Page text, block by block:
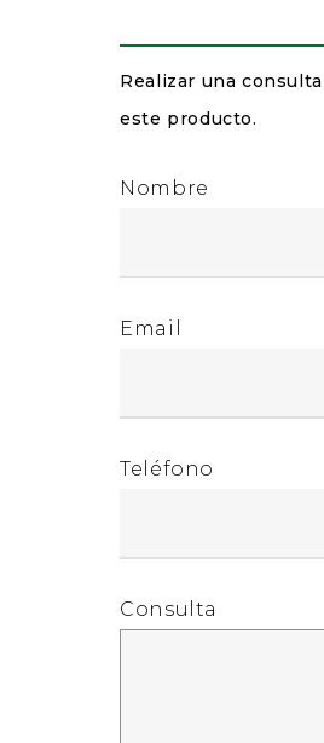
Realizar una
este producto.
Nombre
Email
Teléfono
Consulta